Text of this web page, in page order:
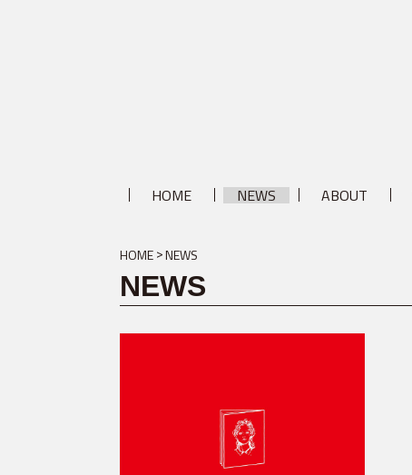
HOME NEWS ABOUT
HOME NEWS
NEWS